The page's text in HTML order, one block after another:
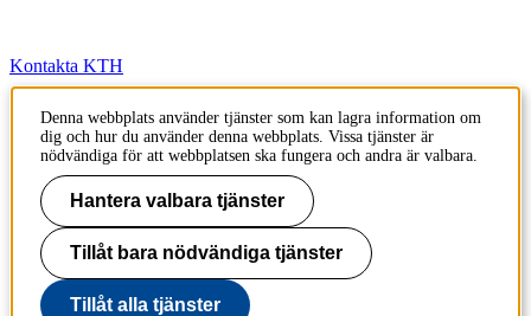
Kontakta KTH
Jobba på KTH
Press och media
Faktura och betalning KTH
Om KTH:s webbplatser
Tillgänglighetsredogörelse
Denna webbplats använder tjänster som kan lagra information om
dig och hur du använder denna webbplats. Vissa tjänster är
nödvändiga för att webbplatsen ska fungera och andra är valbara.
Hantera valbara tjänster
Tillåt bara nödvändiga tjänster
Tillåt alla tjänster